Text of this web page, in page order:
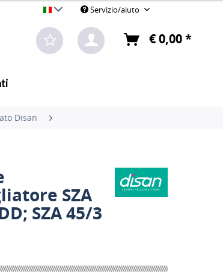
Attrezzi per la pulizia professionale all'ingrosso
Servizio/aiuto
€ 0,00 *
Disan
SZA
SZA 45/3